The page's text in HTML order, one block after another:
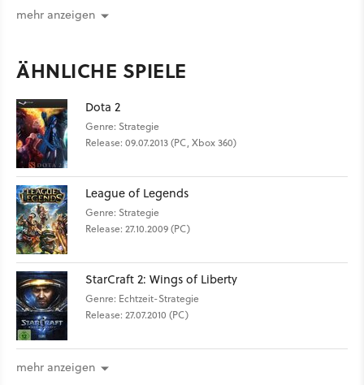
mehr anzeigen
ÄHNLICHE SPIELE
Dota 2
Genre: Strategie
Release: 09.07.2013 (PC, Xbox 360)
League of Legends
Genre: Strategie
Release: 27.10.2009 (PC)
StarCraft 2: Wings of Liberty
Genre: Echtzeit-Strategie
Release: 27.07.2010 (PC)
mehr anzeigen